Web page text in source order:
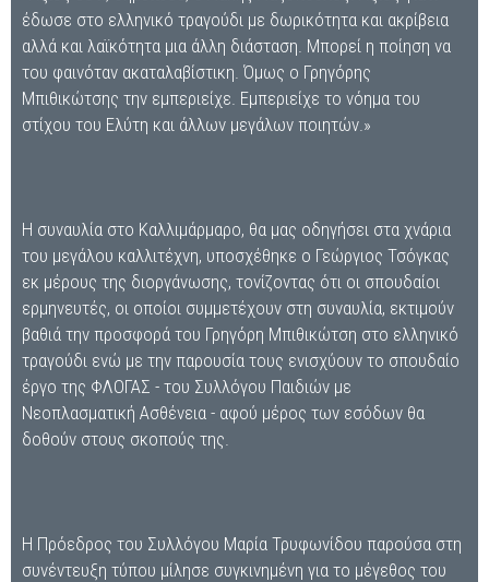
έδωσε στο ελληνικό τραγούδι με δωρικότητα και ακρίβεια
αλλά και λαϊκότητα μια άλλη διάσταση. Μπορεί η ποίηση να
του φαινόταν ακαταλαβίστικη. Όμως ο Γρηγόρης
Μπιθικώτσης την εμπεριείχε. Εμπεριείχε το νόημα του
στίχου του Ελύτη και άλλων μεγάλων ποιητών.»
Η συναυλία στο Καλλιμάρμαρο, θα μας οδηγήσει στα χνάρια
του μεγάλου καλλιτέχνη, υποσχέθηκε ο Γεώργιος Τσόγκας
εκ μέρους της διοργάνωσης, τονίζοντας ότι οι σπουδαίοι
ερμηνευτές, οι οποίοι συμμετέχουν στη συναυλία, εκτιμούν
βαθιά την προσφορά του Γρηγόρη Μπιθικώτση στο ελληνικό
τραγούδι ενώ με την παρουσία τους ενισχύουν το σπουδαίο
έργο της ΦΛΟΓΑΣ - του Συλλόγου Παιδιών με
Νεοπλασματική Ασθένεια - αφού μέρος των εσόδων θα
δοθούν στους σκοπούς της.
Η Πρόεδρος του Συλλόγου Μαρία Τρυφωνίδου παρούσα στη
συνέντευξη τύπου μίλησε συγκινημένη για το μέγεθος του